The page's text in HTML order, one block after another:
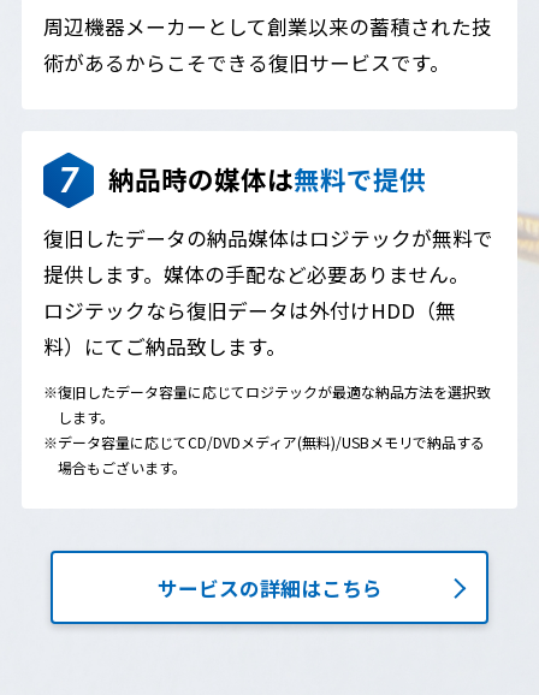
周辺機器メーカーとして創業以来の蓄積された技
術があるからこそできる復旧サービスです。
納品時の媒体は無料で提供
復旧したデータの納品媒体はロジテックが無料で
提供します。媒体の手配など必要ありません。
ロジテックなら復旧データは外付けHDD（無
料）にてご納品致します。
※復旧したデータ容量に応じてロジテックが最適な納品方法を選択致
します。
※データ容量に応じてCD/DVDメディア(無料)/USBメモリで納品する
場合もございます。
サービスの詳細はこちら